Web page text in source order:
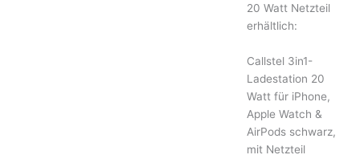
20 Watt Netzteil
erhältlich:
Callstel 3in1-
Ladestation 20
Watt für iPhone,
Apple Watch &
AirPods schwarz,
mit Netzteil